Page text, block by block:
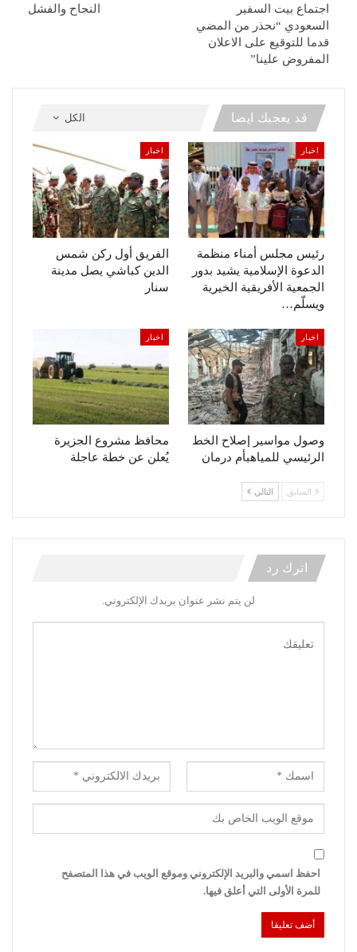
اجتماع بيت السفير
السعودي “نحذر من المضي
قدما للتوقيع على الاعلان
المفروض علينا”
النجاح والفشل
الكل قد يعجبك ايضا
اخبار
رئيس مجلس أمناء منظمة
الدعوة الإسلامية يشيد بدور
الجمعية الأفريقية الخيرية
ويسلّم…
اخبار
الفريق أول ركن شمس
الدين كباشي يصل مدينة
سنار
اخبار
وصول مواسير إصلاح الخط
الرئيسي للمياهبأم درمان
اخبار
محافظ مشروع الجزيرة
يُعلن عن خطة عاجلة
السابق التالي
اترك رد
لن يتم نشر عنوان بريدك الإلكتروني.
احفظ اسمي والبريد الإلكتروني وموقع الويب في هذا المتصفح
للمرة الأولى التي أعلق فيها.